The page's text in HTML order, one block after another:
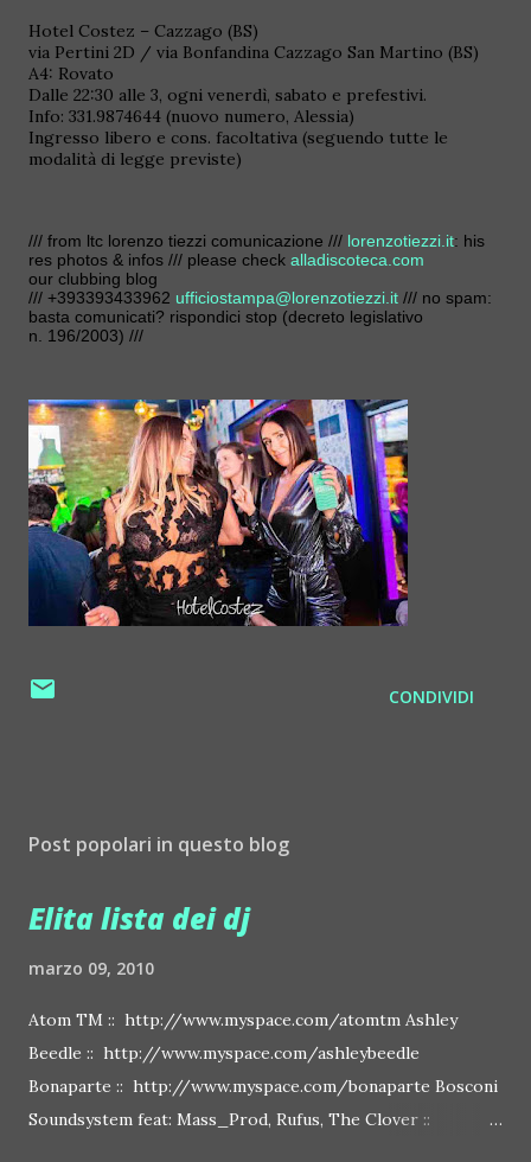
Hotel Costez – Cazzago (BS)
via Pertini 2D / via Bonfandina Cazzago San Martino (BS)
A4: Rovato
Dalle 22:30 alle 3, ogni venerdì, sabato e prefestivi.
Info: 331.9874644 (nuovo numero, Alessia)
Ingresso libero e cons. facoltativa (seguendo tutte le
modalità di legge previste)
/// from ltc lorenzo tiezzi comunicazione /// lorenzotiezzi.it: his
res photos & infos /// please check alladiscoteca.com
our clubbing blog
/// +393393433962 ufficiostampa@lorenzotiezzi.it /// no spam:
basta comunicati? rispondici stop (decreto legislativo
n. 196/2003) ///
CONDIVIDI
Post popolari in questo blog
Elita lista dei dj
marzo 09, 2010
Atom TM :: http://www.myspace.com/atomtm Ashley
Beedle :: http://www.myspace.com/ashleybeedle
Bonaparte :: http://www.myspace.com/bonaparte Bosconi
Soundsystem feat: Mass_Prod, Rufus, The Clover ::